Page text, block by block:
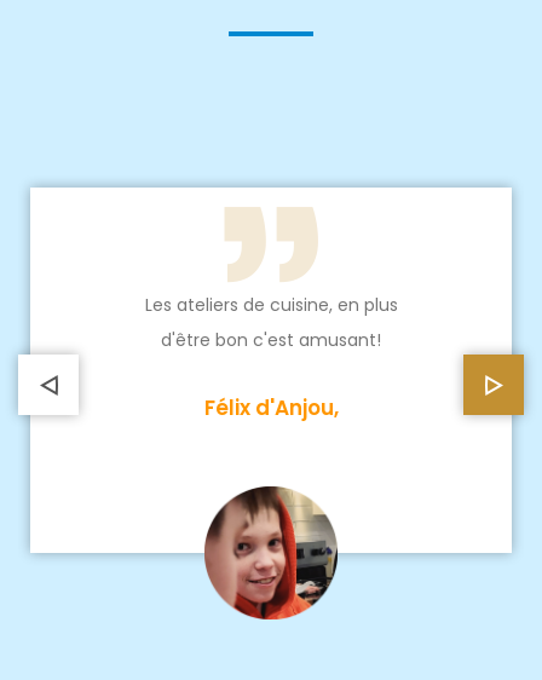
Les ateliers de cuisine, en plus
d'être bon c'est amusant!
Félix d'Anjou,